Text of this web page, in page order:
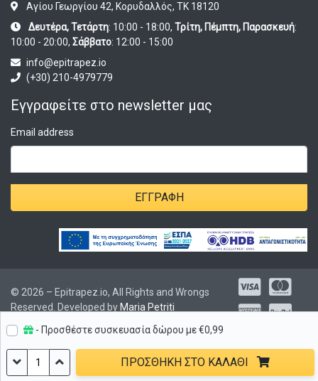
- Προσθέστε συσκευασία δώρου με€0,99
Dragon
Shield
ΠΡΟΣΘΉΚΗ ΣΤΟ ΚΑΛΆΘΙ
Αγίου Γεωργίου 42, Κορυδαλλός, ΤΚ 18120
Δευτέρα, Τετάρτη: 10:00 - 18:00, Τρίτη, Πέμπτη, Παρασκευή:
10:00 - 20:00, Σάββατο: 12:00 - 15:00
info@epitrapez.io
(+30) 210-4979779
Εγγραφείτε στο newsletter μας
Email address
ΕΓΓΡΑΦΉ
© 2026 – Epitrapez.io, All Rights and Wrongs
Reserved. Developed by Maria Petriti